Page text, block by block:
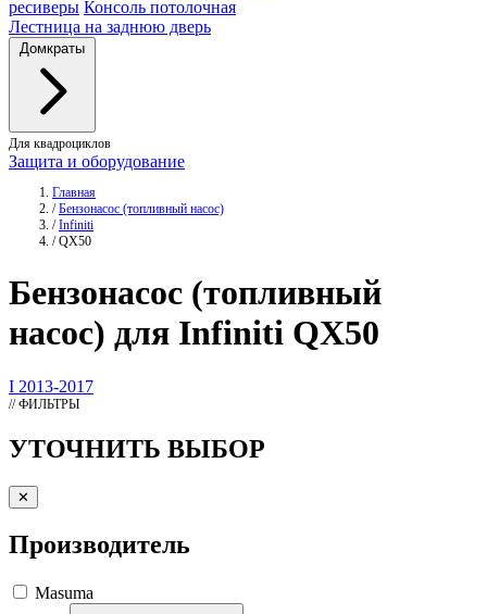
ресиверы Консоль потолочная
Лестница на заднюю дверь
Домкраты
Для квадроциклов
Защита и оборудование
Главная
/ Бензонасос (топливный насос)
/ Infiniti
/ QX50
Бензонасос (топливный
насос) для Infiniti QX50
I 2013-2017
// ФИЛЬТРЫ
УТОЧНИТЬ ВЫБОР
✕
Производитель
Masuma